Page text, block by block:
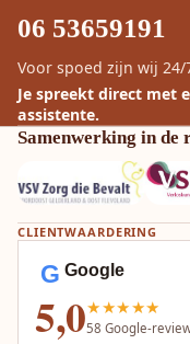
06 53659191
Voor spoed zijn wij
Je spreekt direct met
assistente.
Samenwerking in de
CLIENTWAARDERING
G Google
5,0★★★★★
58 Google-